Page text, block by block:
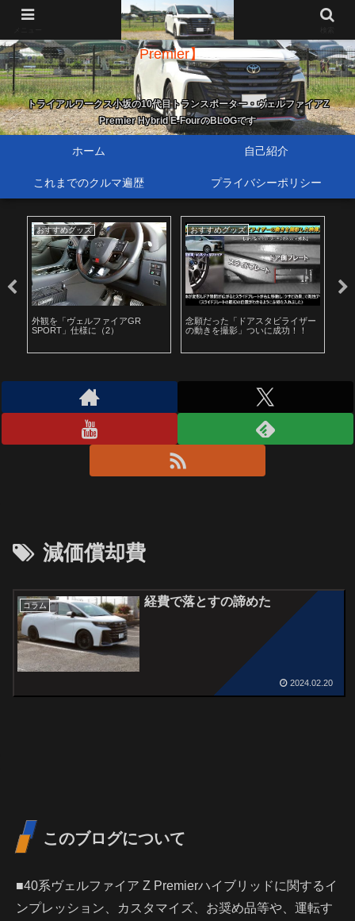
新・歴代トランスポーター【40系ヴェルファイア Z
Premier】
トライアルワークス小坂の10代目トランスポーター・ヴェルファイアZ
Premier Hybrid E-FourのBLOGです
ホーム 自己紹介
これまでのクルマ遍歴 プライバシーポリシー
ホイール＆タイヤ
新たにサマータイヤ＆ホイールセ
ットを選択して注文
おすすめグッズ
オーバーヘッドスイッチをドアパ
ネルに移設
減価償却費
コラム 経費で落とすの諦めた
2024.02.20
このブログについて
■40系ヴェルファイア Z Premierハイブリッドに関するイ
ンプレッション、カスタマイズ、お奨め品等や、運転す